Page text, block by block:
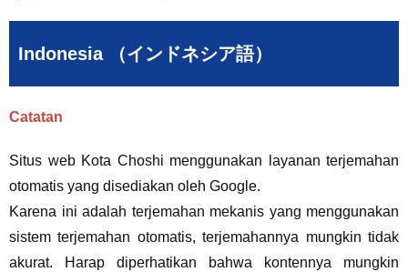
Indonesia （インドネシア語）
Catatan
Situs web Kota Choshi menggunakan layanan terjemahan
otomatis yang disediakan oleh Google.
Karena ini adalah terjemahan mekanis yang menggunakan
sistem terjemahan otomatis, terjemahannya mungkin tidak
akurat. Harap diperhatikan bahwa kontennya mungkin